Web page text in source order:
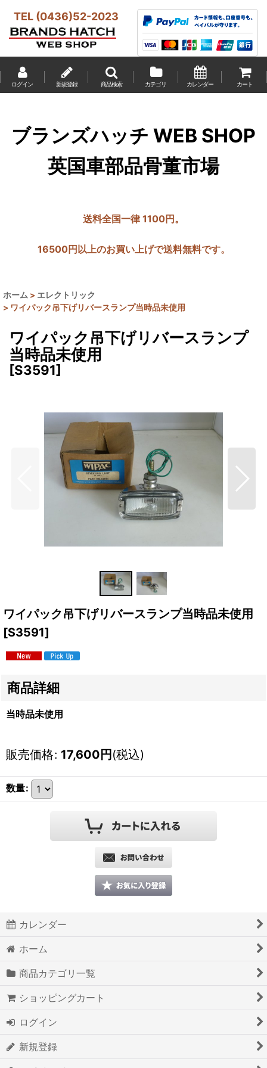
TEL (0436)52-2023
ログイン 新規登録 商品検索 カテゴリ カレンダー カート
ブランズハッチ WEB SHOP
英国車部品骨董市場
送料全国一律 1100円。
16500円以上のお買い上げで送料無料です。
ホーム > エレクトリック
> ワイパック吊下げリバースランプ当時品未使用
ワイパック吊下げリバースランプ
当時品未使用
[S3591]
ワイパック吊下げリバースランプ当時品未使用
[S3591]
商品詳細
当時品未使用
販売価格: 17,600 円 (税込)
数量:
カレンダー
ホーム
商品カテゴリ一覧
ショッピングカート
ログイン
新規登録